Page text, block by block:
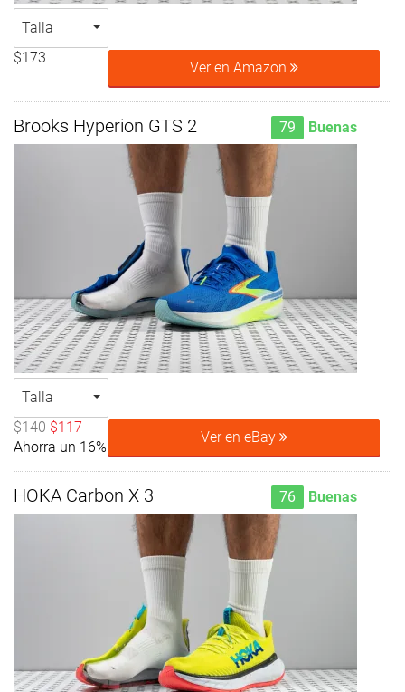
Talla
$173
Ver en Amazon
Brooks Hyperion GTS 2 79 Buenas
Talla
$140 $117
Ahorra un 16%
Ver en eBay
HOKA Carbon X 3 76 Buenas